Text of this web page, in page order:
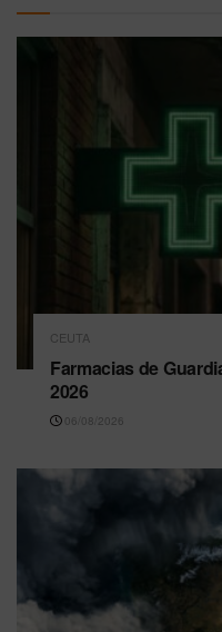
CEUTA
Farmacias de
2026
06/08/2026